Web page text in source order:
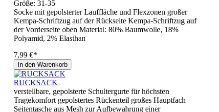
Größe: 31-35
Socke mit gepolsterter Lauffläche und Flexzonen großer
Kempa-Schriftzug auf der Rückseite Kempa-Schriftzug auf
der Vorderseite oben Material: 80% Baumwolle, 18%
Polyamid, 2% Elasthan
7,99 €*
In den Warenkorb
RUCKSACK
verstellbare, gepolsterte Schultergurte für höchsten
Tragekomfort gepolstertes Rückenteil großes Hauptfach
Seitentasche aus Mesh zur Aufbewahrung einer